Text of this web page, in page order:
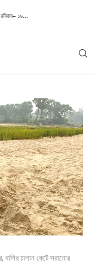
১৬...
বালির চালান কেটে সরানোর